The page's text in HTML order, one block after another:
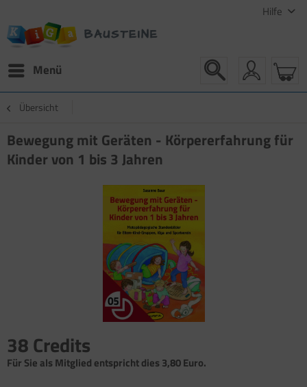
Hilfe
Menü
Übersicht
Bewegung mit Geräten - Körpererfahrung für
Kinder von 1 bis 3 Jahren
38 Credits
Für Sie als Mitglied entspricht dies 3,80 Euro.